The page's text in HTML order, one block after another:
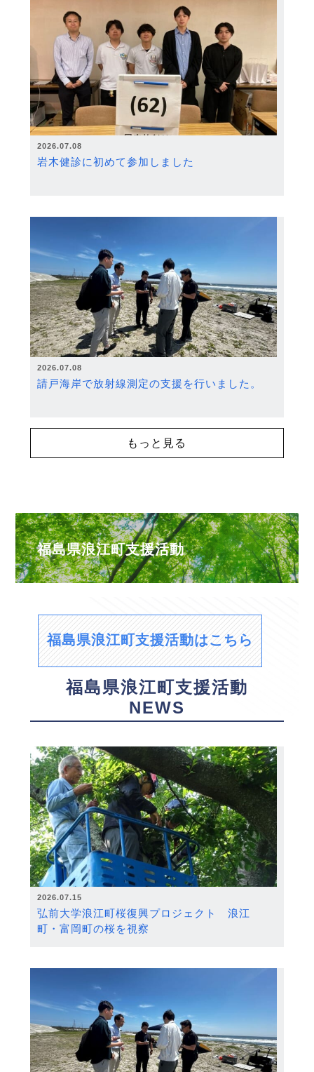
2026.07.08
岩木健診に初めて参加しました
2026.07.08
請戸海岸で放射線測定の支援を行いました。
もっと見る
福島県浪江町支援活動
福島県浪江町支援活動はこちら
福島県浪江町支援活動
NEWS
2026.07.15
弘前大学浪江町桜復興プロジェクト 浪江
町・富岡町の桜を視察